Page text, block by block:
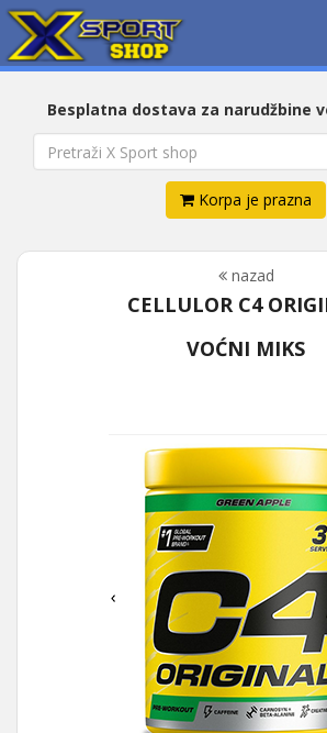
Besplatna dostava za narudžbine
Korpa je prazna
nazad
CELLULOR C4
VOĆNI MIKS